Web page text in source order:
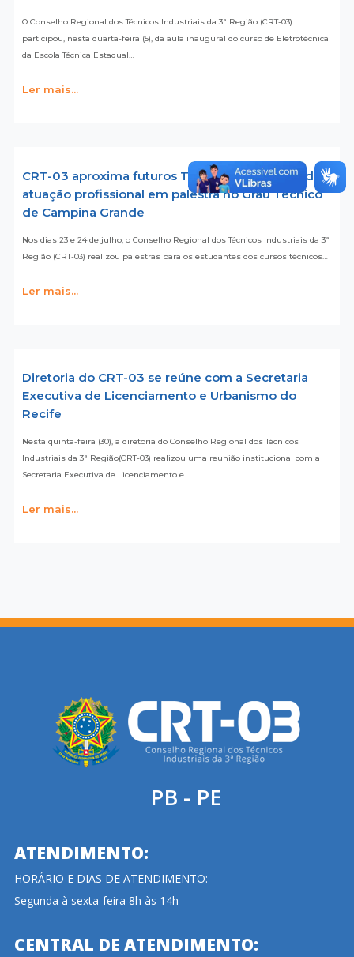
O Conselho Regional dos Técnicos Industriais da 3ª Região (CRT-03)
participou, nesta quarta-feira (5), da aula inaugural do curso de Eletrotécnica
da Escola Técnica Estadual…
Ler mais...
CRT-03 aproxima futuros Técnicos Industriais da
atuação profissional em palestra no Grau Técnico
de Campina Grande
Nos dias 23 e 24 de julho, o Conselho Regional dos Técnicos Industriais da 3ª
Região (CRT-03) realizou palestras para os estudantes dos cursos técnicos…
Ler mais...
Diretoria do CRT-03 se reúne com a Secretaria
Executiva de Licenciamento e Urbanismo do
Recife
Nesta quinta-feira (30), a diretoria do Conselho Regional dos Técnicos
Industriais da 3ª Região(CRT-03) realizou uma reunião institucional com a
Secretaria Executiva de Licenciamento e…
Ler mais...
PB - PE
ATENDIMENTO:
HORÁRIO E DIAS DE ATENDIMENTO:
Segunda à sexta-feira 8h às 14h
CENTRAL DE ATENDIMENTO: